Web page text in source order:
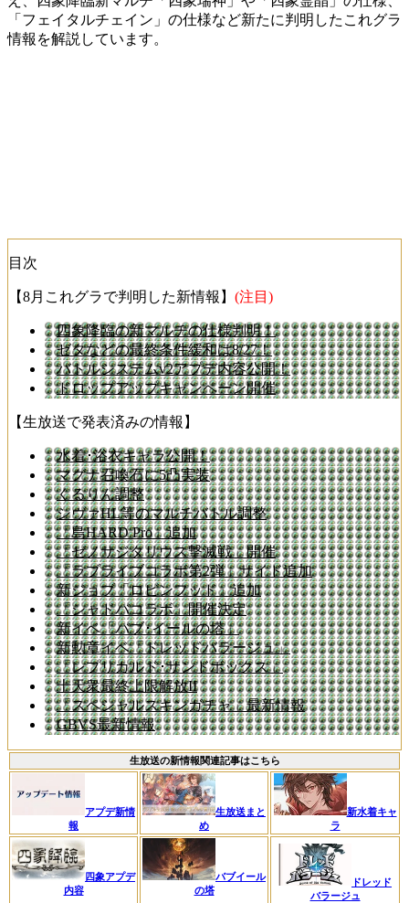
「フェイタルチェイン」の仕様など新たに判明したこれグラ
情報を解説しています。
目次
【8月これグラで判明した新情報】 (注目)
四象降臨の新マルチの仕様判明！
ゼタなどの最終条件緩和は8/27！
バトルシステムv2アプデ内容公開！
ドロップアップキャンペーン開催
【生放送で発表済みの情報】
水着･浴衣キャラ公開！
マグナ召喚石に5凸実装
くるりん調整
シヴァHL等のマルチバトル調整
「島HARD Pro」追加
「ゼノサジタリウス撃滅戦」開催
「ラブライブコラボ第2弾」サイド追加
新ジョブ「ロビンフッド」追加
「シャドバコラボ」開催決定
新イベ「バブ･イールの塔」
新勲章イベ「ドレッドバラージュ」
「レプリカルド･サンドボックス」
十天衆最終上限解放II
「スペシャルスキンガチャ」最新情報
GBVS最新情報
生放送の新情報関連記事はこちら
アプデ新情
報
生放送まと
め
新水着キャ
ラ
四象アプデ
内容
バブイール
の塔
ドレッド
バラージュ